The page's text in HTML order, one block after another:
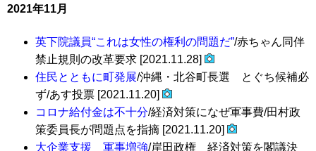
2021年11月
英下院議員“これは女性の権利の問題だ”/赤ちゃん同伴
禁止規則の改革要求 [2021.11.28]
住民とともに町発展/沖縄・北谷町長選 とぐち候補必
ず/あす投票 [2021.11.20]
コロナ給付金は不十分/経済対策になぜ軍事費/田村政
策委員長が問題点を指摘 [2021.11.20]
大企業支援 軍事増強/岸田政権 経済対策を閣議決